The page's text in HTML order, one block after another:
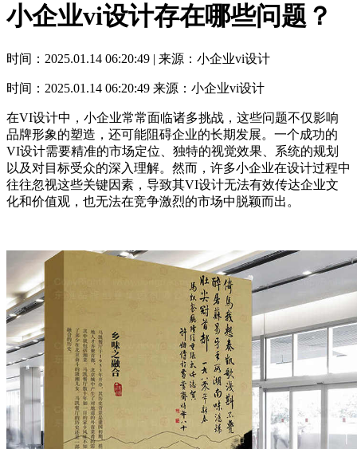
小企业vi设计存在哪些问题？
时间：2025.01.14 06:20:49 | 来源：小企业vi设计
时间：2025.01.14 06:20:49 来源：小企业vi设计
在VI设计中，小企业常常面临诸多挑战，这些问题不仅影响
品牌形象的塑造，还可能阻碍企业的长期发展。一个成功的
VI设计需要精准的市场定位、独特的视觉效果、系统的规划
以及对目标受众的深入理解。然而，许多小企业在设计过程中
往往忽视这些关键因素，导致其VI设计无法有效传达企业文
化和价值观，也无法在竞争激烈的市场中脱颖而出。